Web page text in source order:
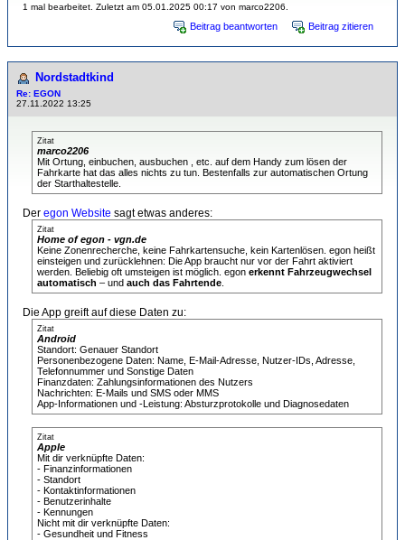
1 mal bearbeitet. Zuletzt am 05.01.2025 00:17 von marco2206.
Beitrag beantworten Beitrag zitieren
Nordstadtkind
Re: EGON
27.11.2022 13:25
Zitat
marco2206
Mit Ortung, einbuchen, ausbuchen , etc. auf dem Handy zum lösen der
Fahrkarte hat das alles nichts zu tun. Bestenfalls zur automatischen Ortung
der Starthaltestelle.
Der egon Website sagt etwas anderes:
Zitat
Home of egon - vgn.de
Keine Zonen­recherche, keine Fahrkarten­suche, kein Kartenlösen. egon heißt
einsteigen und zurücklehnen: Die App braucht nur vor der Fahrt aktiviert
werden. Beliebig oft umsteigen ist möglich. egon erkennt Fahrzeug­wechsel
automatisch – und auch das Fahrtende
Die App greift auf diese Daten zu:
Zitat
Android
Standort: Genauer Standort
Personenbezogene Daten: Name, E-Mail-Adresse, Nutzer-IDs, Adresse,
Telefonnummer und Sonstige Daten
Finanzdaten: Zahlungsinformationen des Nutzers
Nachrichten: E-Mails und SMS oder MMS
App-Informationen und -Leistung: Absturzprotokolle und Diagnosedaten
Zitat
Apple
Mit dir verknüpfte Daten:
- Finanz­informa­tionen
- Standort
- Kontakt­informa­tionen
- Benutzer­inhalte
- Kennungen
Nicht mit dir verknüpfte Daten:
- Gesundheit und Fitness